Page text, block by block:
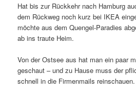
Hat bis zur Rückkehr nach Hamburg
dem Rückweg noch kurz bei IKEA
möchte aus dem Quengel-Paradies
ab ins traute Heim.
Von der Ostsee aus hat man ein paar
geschaut – und zu Hause muss der
schnell in die Firmenmails reinschauen.